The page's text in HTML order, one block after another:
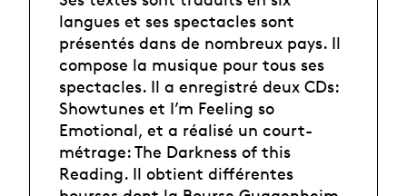
langues et ses spectacles sont
présentés dans de nombreux pays. Il
compose la musique pour tous ses
spectacles. Il a enregistré deux CDs:
Showtunes et I’m Feeling so
Emotional, et a réalisé un court-
métrage: The Darkness of this
Reading. Il obtient différentes